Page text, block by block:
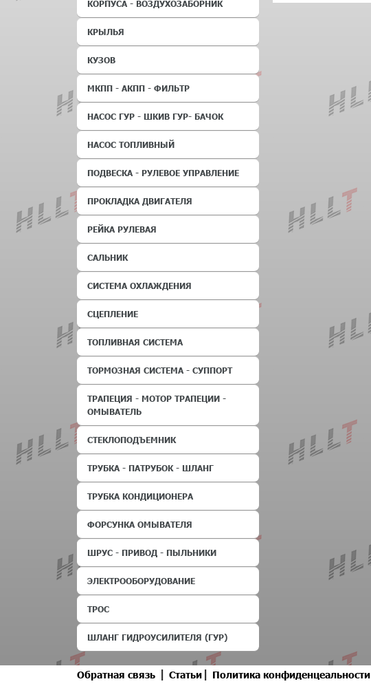
КОРПУСА - ВОЗДУХОЗАБОРНИК
КРЫЛЬЯ
КУЗОВ
МКПП - АКПП - ФИЛЬТР
НАСОС ГУР - ШКИВ ГУР- БАЧОК
НАСОС ТОПЛИВНЫЙ
ПОДВЕСКА - РУЛЕВОЕ УПРАВЛЕНИЕ
ПРОКЛАДКА ДВИГАТЕЛЯ
РЕЙКА РУЛЕВАЯ
САЛЬНИК
СИСТЕМА ОХЛАЖДЕНИЯ
СЦЕПЛЕНИЕ
ТОПЛИВНАЯ СИСТЕМА
ТОРМОЗНАЯ СИСТЕМА - СУППОРТ
ТРАПЕЦИЯ - МОТОР ТРАПЕЦИИ -
ОМЫВАТЕЛЬ
СТЕКЛОПОДЪЕМНИК
ТРУБКА - ПАТРУБОК - ШЛАНГ
ТРУБКА КОНДИЦИОНЕРА
ФОРСУНКА ОМЫВАТЕЛЯ
ШРУС - ПРИВОД - ПЫЛЬНИКИ
ЭЛЕКТРООБОРУДОВАНИЕ
ТРОС
ШЛАНГ ГИДРОУСИЛИТЕЛЯ (ГУР)
Обратная связь | Статьи | Политика конфиденцеальности